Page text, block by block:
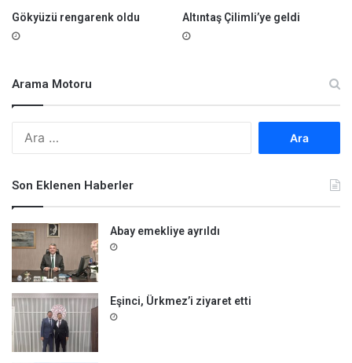
Gökyüzü rengarenk oldu Altıntaş Çilimli’ye geldi
Arama Motoru
Son Eklenen Haberler
Abay emekliye ayrıldı
Eşinci, Ürkmez’i ziyaret etti